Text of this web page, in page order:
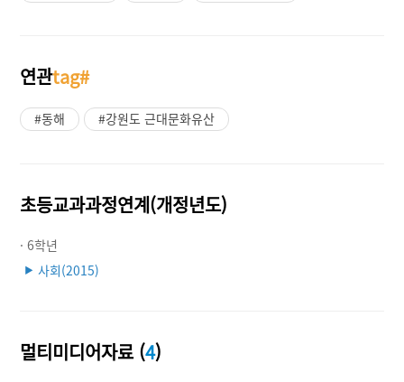
연관tag#
#동해 #강원도 근대문화유산
초등교과과정연계(개정년도)
· 6학년
▶ 사회(2015)
멀티미디어자료 (4)